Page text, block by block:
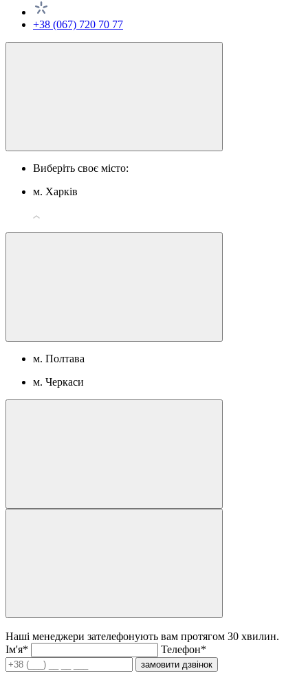
+38 (067) 720 70 77
Виберіть своє місто:
м. Харків
м. Полтава
м. Черкаси
Наші менеджери зателефонують вам протягом 30 хвилин.
Iм'я*
Телефон*
замовити дзвінок